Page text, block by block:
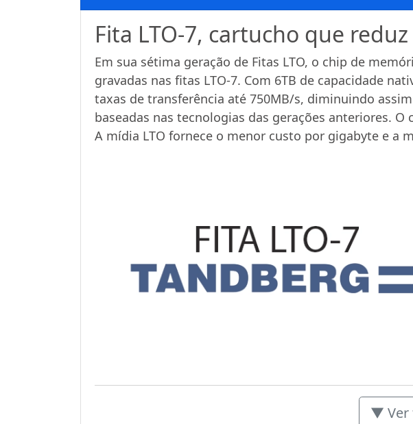
Fita LTO-7, cartucho que
Em sua sétima geração de Fitas LTO, o chip de
gravadas nas fitas LTO-7. Com 6TB de capacidade
taxas de transferência até 750MB/s, diminuindo
baseadas nas tecnologias das gerações anteriores.
A mídia LTO fornece o menor custo por gigabyte e a
▼ Ver